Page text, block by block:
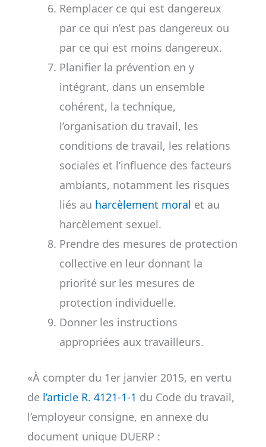
Remplacer ce qui est dangereux
par ce qui n’est pas dangereux ou
par ce qui est moins dangereux.
Planifier la prévention en y
intégrant, dans un ensemble
cohérent, la technique,
l’organisation du travail, les
conditions de travail, les relations
sociales et l’influence des facteurs
ambiants, notamment les risques
liés au harcèlement moral et au
harcèlement sexuel.
Prendre des mesures de protection
collective en leur donnant la
priorité sur les mesures de
protection individuelle.
Donner les instructions
appropriées aux travailleurs.
«À compter du 1er janvier 2015, en vertu
de l’article R. 4121-1-1 du Code du travail,
l’employeur consigne, en annexe du
document unique DUERP :